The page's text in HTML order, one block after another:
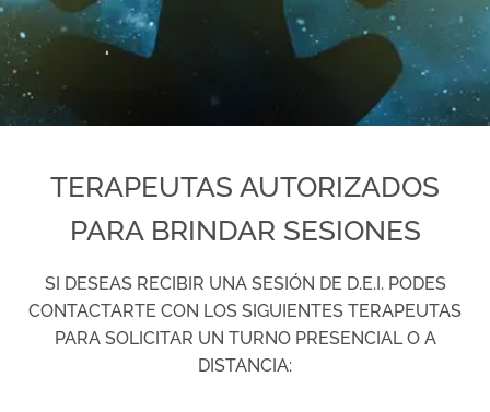
.
TERAPEUTAS AUTORIZADOS
PARA BRINDAR SESIONES
SI DESEAS RECIBIR UNA SESIÓN DE D.E.I. PODES
CONTACTARTE CON LOS SIGUIENTES TERAPEUTAS
PARA SOLICITAR UN TURNO PRESENCIAL O A
DISTANCIA: